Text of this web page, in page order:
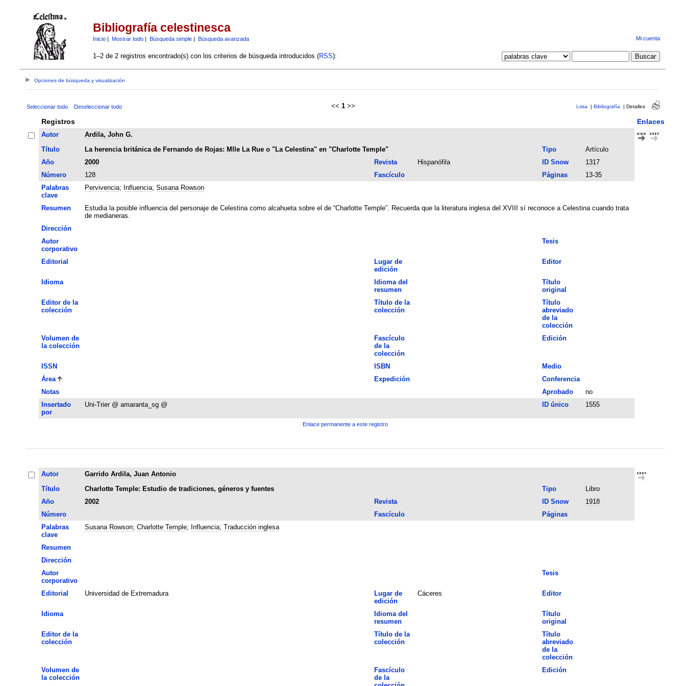
Bibliografía celestinesca
Inicio| Mostrar todo| Búsqueda simple| Búsqueda avanzada Mi cuenta
1–2 de 2 registros encontrado(s) con los criterios de búsqueda introducidos (RSS):
Opciones de búsqueda y visualización
Seleccionar todo Deseleccionar todo << 1 >> Lista | Bibliografía | Detalles
Registros Enlaces
Autor
Ardila, John G.
Título
La herencia británica de Fernando de Rojas: Mlle La Rue o "La Celestina" en "Charlotte Temple" Tipo
Artículo
Año
2000 Revista Hispanófila ID Snow
1317
Número
128 Fascículo Páginas
13-35
Palabras
clave
Pervivencia; Influencia; Susana Rowson
Resumen
Estudia la posible influencia del personaje de Celestina como alcahueta sobre el de “Charlotte Temple”. Recuerda que la literatura inglesa del XVIII sí reconoce a Celestina cuando trata
de medianeras.
Dirección
Autor
corporativo
Tesis
Editorial
Lugar de
edición
Editor
Idioma
Idioma del
resumen
Título
original
Editor de la
colección
Título de la
colección
Título
abreviado
de la
colección
Volumen de
la colección
Fascículo
de la
colección
Edición
ISSN ISBN
Medio
Área
Expedición
Conferencia
Notas
Aprobado
no
Insertado
por
Uni-Trier @ amaranta_sg @ ID único 1555
Enlace permanente a este registro
Autor
Garrido Ardila, Juan Antonio
Título
Charlotte Temple: Estudio de tradiciones, géneros y fuentes Tipo
Libro
Año
2002 Revista ID Snow
1918
Número
Fascículo
Páginas
Palabras
clave
Susana Rowson; Charlotte Temple; Influencia; Traducción inglesa
Resumen
Dirección
Autor
corporativo
Tesis
Editorial Universidad de Extremadura
Lugar de
edición
Cáceres Editor
Idioma
Idioma del
resumen
Título
original
Editor de la
colección
Título de la
colección
Título
abreviado
de la
colección
Volumen de
la colección
Fascículo
de la
Edición